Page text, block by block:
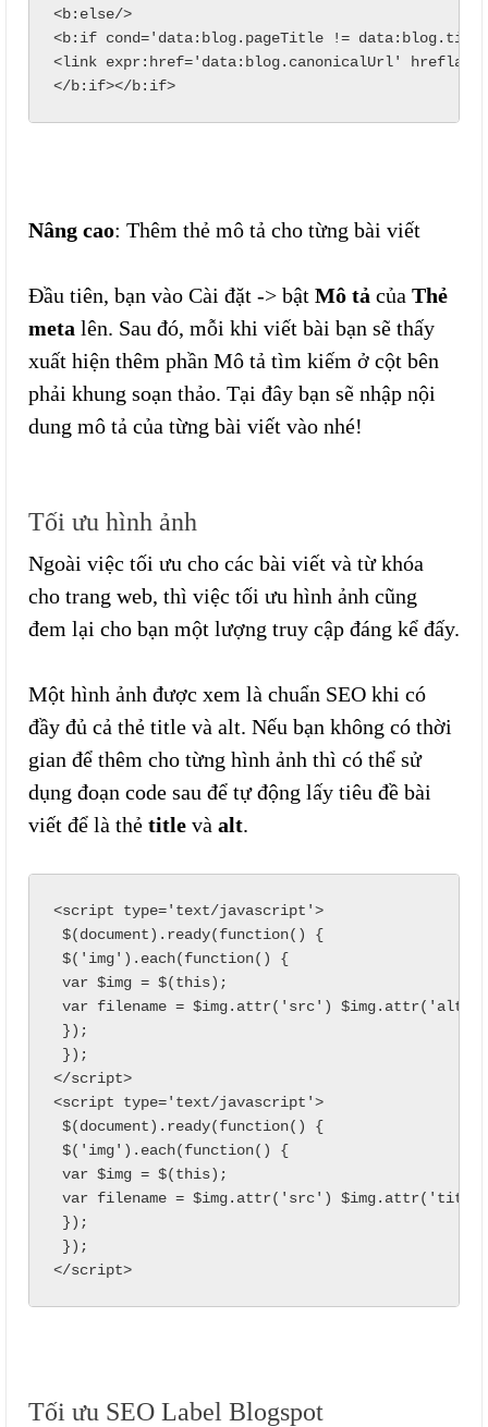
<b:else/>
<b:if cond='data:blog.pageTitle !=
<link expr:href='data:blog.canonicalUrl'
</b:if></b:if>
Nâng cao: Thêm thẻ mô tả cho từng bài viết
Đầu tiên, bạn vào Cài đặt -> bật Mô tả của Thẻ
meta lên. Sau đó, mỗi khi viết bài bạn sẽ thấy
xuất hiện thêm phần Mô tả tìm kiếm ở cột bên
phải khung soạn thảo. Tại đây bạn sẽ nhập nội
dung mô tả của từng bài viết vào nhé!
Tối ưu hình ảnh
Ngoài việc tối ưu cho các bài viết và từ khóa
cho trang web, thì việc tối ưu hình ảnh cũng
đem lại cho bạn một lượng truy cập đáng kể đấy.
Một hình ảnh được xem là chuẩn SEO khi có
đầy đủ cả thẻ title và alt. Nếu bạn không có thời
gian để thêm cho từng hình ảnh thì có thể sử
dụng đoạn code sau để tự động lấy tiêu đề bài
viết để là thẻ title và alt.
<script type='text/javascript'>
$(document).ready(function() {
$('img').each(function() {
var $img = $(this);
var filename = $img.attr('src') $img.attr('alt',
});
});
</script>
<script type='text/javascript'>
$(document).ready(function() {
$('img').each(function() {
var $img = $(this);
var filename = $img.attr('src')
});
});
</script>
Tối ưu SEO Label Blogspot